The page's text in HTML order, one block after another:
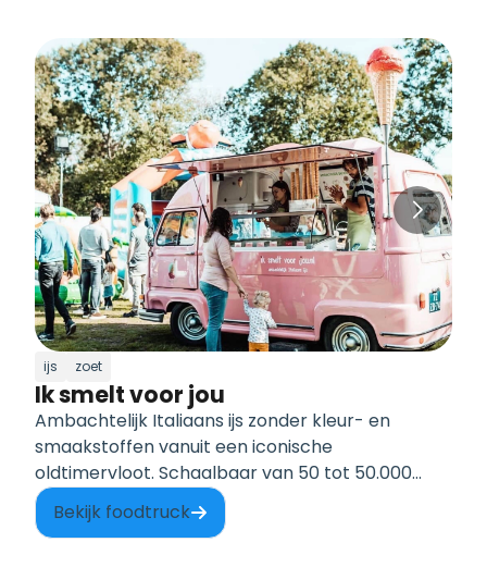
ijs zoet
Ik smelt voor jou
Ambachtelijk Italiaans ijs zonder kleur- en
smaakstoffen vanuit een iconische
oldtimervloot. Schaalbaar van 50 tot 50.000
gasten sinds 1988.
Bekijk foodtruck